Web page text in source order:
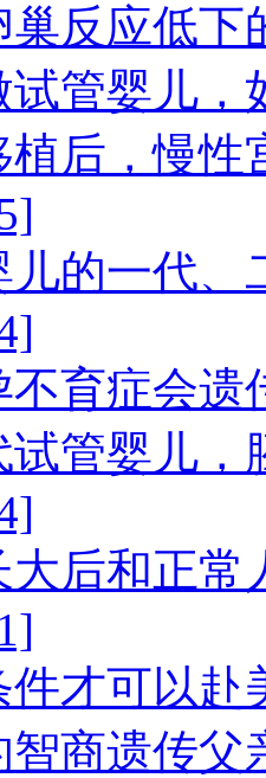
反应低下
管婴儿，
植后，慢
儿的一代
育症会遗
试管婴儿
后和正常
才可以赴
商遗传父